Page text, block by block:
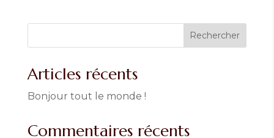
Rechercher
Articles récents
Bonjour tout le monde !
Commentaires récents